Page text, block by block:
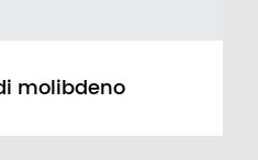
molibdeno